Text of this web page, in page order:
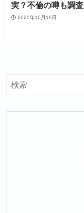
実？不倫の噂も調査
2025年10月19日